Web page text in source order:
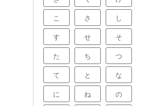
こ さ し
す せ そ
た ち つ
て と な
に ね の